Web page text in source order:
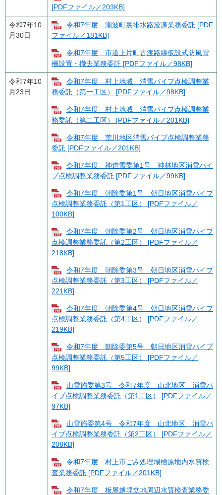
[PDFファイル／203KB]
令和7年10
月30日
令和7年度 瀬波町裏排水路浚渫業務委託 [PDF
ファイル／181KB]
令和7年度 市道上片町古渡路線仮設式防風雪
柵設置・撤去業務委託 [PDFファイル／98KB]
令和7年10
月23日
令和7年度 村上地域 消雪パイプ点検調整業
務委託（第一工区） [PDFファイル／98KB]
令和7年度 村上地域 消雪パイプ点検調整業
務委託（第二工区） [PDFファイル／201KB]
令和7年度 荒川地区消雪パイプ点検調整業務
委託 [PDFファイル／201KB]
令和7年度 神道雪委第1号 神林地区消雪パイ
プ点検調整業務委託 [PDFファイル／99KB]
令和7年度 朝除委第1号 朝日地区消雪パイプ
点検調整業務委託（第1工区） [PDFファイル／
100KB]
令和7年度 朝除委第2号 朝日地区消雪パイプ
点検調整業務委託（第2工区） [PDFファイル／
218KB]
令和7年度 朝除委第3号 朝日地区消雪パイプ
点検調整業務委託（第3工区） [PDFファイル／
221KB]
令和7年度 朝除委第4号 朝日地区消雪パイプ
点検調整業務委託（第4工区） [PDFファイル／
219KB]
令和7年度 朝除委第5号 朝日地区消雪パイプ
点検調整業務委託（第5工区） [PDFファイル／
99KB]
山雪施委第3号 令和7年度 山北地区 消雪パ
イプ点検調整業務委託（第1工区） [PDFファイル／
97KB]
山雪施委第4号 令和7年度 山北地区 消雪パ
イプ点検調整業務委託（第2工区） [PDFファイル／
208KB]
令和7年度 村上市ごみ処理場檜原地内水質検
査業務委託 [PDFファイル／201KB]
令和7年度 板屋越埋立地周辺水質検査業務委